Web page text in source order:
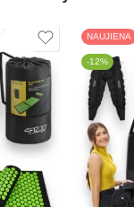
NAUJIENA
-12%